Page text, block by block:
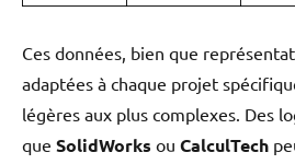
Ces données, bien que
adaptées à chaque projet
légères aux plus complexes. Des
que SolidWorks ou CalculTech